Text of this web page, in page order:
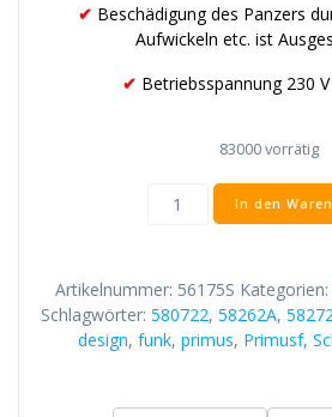
✔ Beschädigung des Panzers
Aufwickeln etc. ist
✔ Betriebsspannung 230
83000 vorrätig
S-
In den
Artikelnummer: 56175S Kategorien:
Schlagwörter: 580722, 58262A,
design, funk, primus, Primusf,